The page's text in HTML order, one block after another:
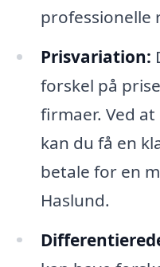
professionelle
Prisvariation:
forskel på
firmaer. Ved
kan du få en
betale for en
Haslund.